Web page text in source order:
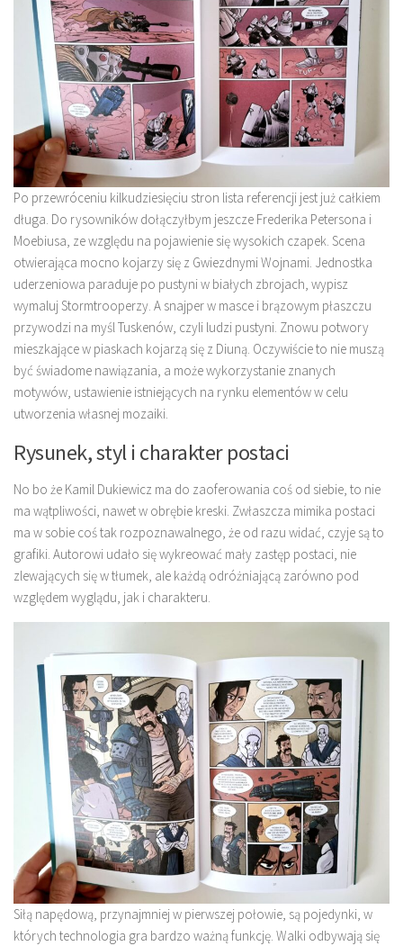
Po przewróceniu kilkudziesięciu stron lista referencji jest już całkiem
długa. Do rysowników dołączyłbym jeszcze Frederika Petersona i
Moebiusa, ze względu na pojawienie się wysokich czapek. Scena
otwierająca mocno kojarzy się z Gwiezdnymi Wojnami. Jednostka
uderzeniowa paraduje po pustyni w białych zbrojach, wypisz
wymaluj Stormtrooperzy. A snajper w masce i brązowym płaszczu
przywodzi na myśl Tuskenów, czyli ludzi pustyni. Znowu potwory
mieszkające w piaskach kojarzą się z Diuną. Oczywiście to nie muszą
być świadome nawiązania, a może wykorzystanie znanych
motywów, ustawienie istniejących na rynku elementów w celu
utworzenia własnej mozaiki.
Rysunek, styl i charakter postaci
No bo że Kamil Dukiewicz ma do zaoferowania coś od siebie, to nie
ma wątpliwości, nawet w obrębie kreski. Zwłaszcza mimika postaci
ma w sobie coś tak rozpoznawalnego, że od razu widać, czyje są to
grafiki. Autorowi udało się wykreować mały zastęp postaci, nie
zlewających się w tłumek, ale każdą odróżniającą zarówno pod
względem wyglądu, jak i charakteru.
Siłą napędową, przynajmniej w pierwszej połowie, są pojedynki, w
których technologia gra bardzo ważną funkcję. Walki odbywają się